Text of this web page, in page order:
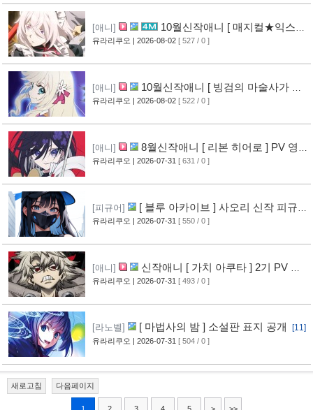
[애니]
10월신작애니 [ 매지컬★익스플
로러 ] PV 영상 공개 [12]
유라리쿠오 | 2026-08-02 [ 527 / 0 ]
[애니]
10월신작애니 [ 빙검의 마술사가 세
계를 다스린다 ] 2기 PV 영상 공개
유라리쿠오 | 2026-08-02 [ 522 / 0 ]
[애니]
8월신작애니 [ 리본 히어로 ] PV 영
상 공개
[11]
유라리쿠오 | 2026-07-31 [ 631 / 0 ]
[피규어]
[ 블루 아카이브 ] 사오리 신작 피규어
공개 [10]
유라리쿠오 | 2026-07-31 [ 550 / 0 ]
[애니]
신작애니 [ 가치 아쿠타 ] 2기 PV 영
상 공개
[13]
유라리쿠오 | 2026-07-31 [ 493 / 0 ]
[라노벨] [ 마법사의 밤 ] 소설판 표지 공개 [11]
유라리쿠오 | 2026-07-31 [ 504 / 0 ]
새로고침 다음페이지